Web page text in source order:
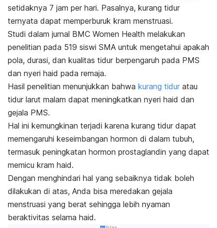
setidaknya 7 jam per hari. Pasalnya, kurang tidur
ternyata dapat memperburuk kram menstruasi.
Studi dalam jurnal BMC Women Health melakukan
penelitian pada 519 siswi SMA untuk mengetahui apakah
pola, durasi, dan kualitas tidur berpengaruh pada PMS
dan nyeri haid pada remaja.
Hasil penelitian menunjukkan bahwa kurang tidur atau
tidur larut malam dapat meningkatkan nyeri haid dan
gejala PMS.
Hal ini kemungkinan terjadi karena kurang tidur dapat
memengaruhi keseimbangan hormon di dalam tubuh,
termasuk peningkatan hormon prostaglandin yang dapat
memicu kram haid.
Dengan menghindari hal yang sebaiknya tidak boleh
dilakukan di atas, Anda bisa meredakan gejala
menstruasi yang berat sehingga lebih nyaman
beraktivitas selama haid.